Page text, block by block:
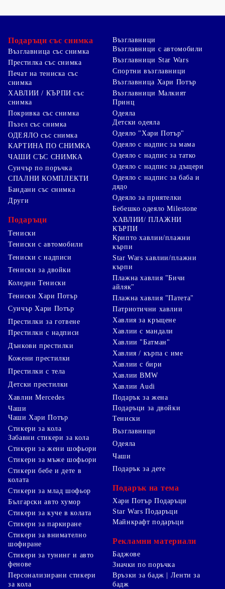
Препоръчителния размер трябва да позволи
покривката да виси на 20 - 30 сантиметра от всички
страни за една добре изглеждаща маса.
Печат върху покривка със снимка
Персонализирана покривка е чудесен начин да се
откроявате от останалите. Можете да използвате за да
създадете едно необикновенно парти шоу чрез
графичните Ви идеи върху покривка.
Създайте максимално уникална атмосфера за вашето
събитие с персонализирани покривки със снимка или
дизайн посочен от Вас и отпечатан от нас.
Сватбени Покривки
Персонализирани сватбени покривки за специалния
ден. Сватбени покривки за маса е важна част за
сватбената украса. Уверете се, че имате нещо напълно
персонализирано за вашите сватбени маси и гости.
Персонализирате сватбени покривки за маса,
допълнително ще създадат уют и атмосфера за вашия
специале ден.
Ние можем да направим персонализирани покривки за
маси по поръчка, както единични така бройки така и
големи количества за конкретно събитие.
Промоционални фото покривки и персонализирани
покривки за маси, се изработват по поръчка в Бъгария
Защо не направите свои собствени коледни покривки за
многократна употреба. Сезонни и красиви
персонализирани покривки с вашия проект или текст,
който можете да използвате повторно. Високо качество
на печат който ще издъжи години и многократни
пранета. Така покривки със снимка и печат могат да
бъдат използвани повторно сезон след сезон.
Грижи: Вашите покривки ще издържат с години и цвета
ще остане силен и истински без да избелеят
Подаръци със снимка
Възглавница със снимка
Престилка със снимка
Печат на тениска със
снимка
ХАВЛИИ / КЪРПИ със
снимка
Покривка със снимка
Пъзел със снимка
ОДЕЯЛО със снимка
КАРТИНА ПО СНИМКА
ЧАШИ СЪС СНИМКА
Суичър по поръчка
СПАЛНИ КОМПЛЕКТИ
Бандани със снимка
Други
Подаръци
Тениски
Тениски с автомобили
Тениски с надписи
Тениски за двойки
Коледни Тениски
Тениски Хари Потър
Суичър Хари Потър
Престилки за готвене
Престилки с надписи
Дънкови престилки
Кожени престилки
Престилки с тела
Детски престилки
Възглавници
Възглавници с автомобили
Възглавници Star Wars
Спортни възглавници
Възглавница Хари Потър
Възглавници Малкият
Принц
Одеяла
Детски одеяла
Одеяло "Хари Потър"
Одеяло с надпис за мама
Одеяло с надпис за татко
Одеяло с надпис за дъщери
Одеяло с надпис за баба и
дядо
Одеяло за приятелки
Бебешко одеяло Milestone
ХАВЛИИ/ ПЛАЖНИ
КЪРПИ
Крипто хавлии/плажни
кърпи
Star Wars хавлии/плажни
кърпи
Плажна хавлия "Бичи
айляк"
Плажна хавлия "Патета"
Патриотични хавлии
Хавлия за кръщене
Хавлии с мандали
Хавлии "Батман"
Хавлия / кърпа с име
Хавлии с бири
Хавлии BMW
Хавлии Audi
Хавлии Mercedes
Чаши
Чаши Хари Потър
Стикери за кола
Забавни стикери за кола
Стикери за жени шофьори
Стикери за мъже шофьори
Стикери бебе и дете в
колата
Стикери за млад шофьор
Български авто хумор
Стикери за куче в колата
Стикери за паркиране
Стикери за внимателно
шофиране
Стикери за тунинг и авто
фенове
Персонализирани стикери
за кола
Подарък за жена
Подаръци за двойки
Тениски
Възглавници
Одеяла
Чаши
Подарък за дете
Подарък на тема
Хари Потър Подаръци
Star Wars Подаръци
Майнкрафт подаръци
Рекламни материали
Баджове
Значки по поръчка
Връзки за бадж | Ленти за
бадж